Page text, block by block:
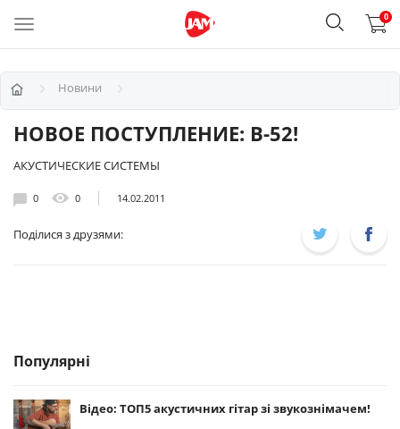
0
Новини
НОВОЕ ПОСТУПЛЕНИЕ: B-52!
АКУСТИЧЕСКИЕ СИСТЕМЫ
0 0 14.02.2011
Поділися з друзями:
Популярні
Відео: ТОП5 акустичних гітар зі звукознімачем!